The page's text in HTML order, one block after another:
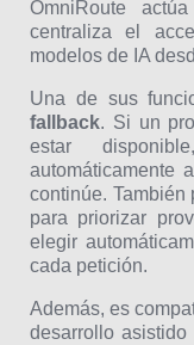
OmniRoute
centraliza el
modelos de IA
Una de sus
fallback. Si un
estar
automáticamente
continúe. También
para priorizar
elegir
cada petición.
Además, es
desarrollo asistido